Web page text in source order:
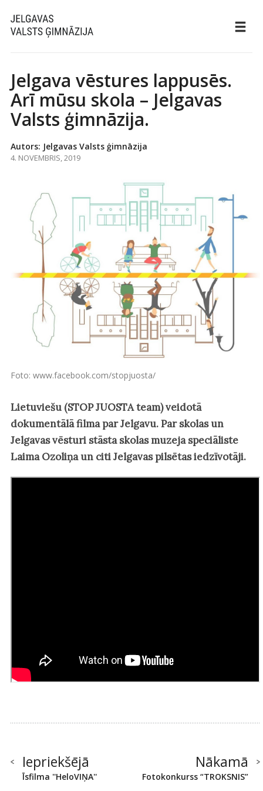
Jelgava vēstures lappusēs.
Arī mūsu skola – Jelgavas
Valsts ģimnāzija.
Autors: Jelgavas Valsts ģimnāzija
4. NOVEMBRIS, 2019
Foto: www.facebook.com/stopjuosta/
Lietuviešu (STOP JUOSTA team) veidotā
dokumentālā filma par Jelgavu. Par skolas un
Jelgavas vēsturi stāsta skolas muzeja speciāliste
Laima Ozoliņa un citi Jelgavas pilsētas iedzīvotāji.
Iepriekšējā
Īsfilma ''HeloVIŅA''
Nākamā
Fotokonkurss “TROKSNIS”